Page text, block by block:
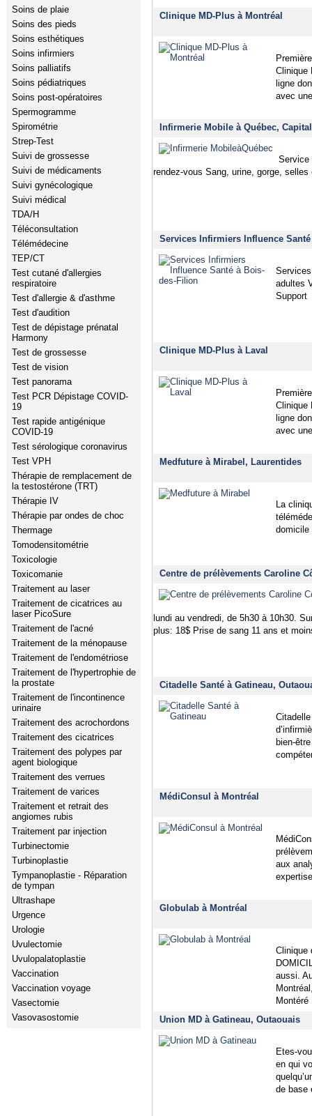
Soins de plaie
Soins des pieds
Soins esthétiques
Soins infirmiers
Soins palliatifs
Soins pédiatriques
Soins post-opératoires
Spermogramme
Spirométrie
Strep-Test
Suivi de grossesse
Suivi de médicaments
Suivi gynécologique
Suivi médical
TDA/H
Téléconsultation
Télémédecine
TEP/CT
Test cutané d'allergies
respiratoire
Test d'allergie & d'asthme
Test d'audition
Test de dépistage prénatal
Harmony
Test de grossesse
Test de vision
Test panorama
Test PCR Dépistage COVID-
19
Test rapide antigénique
COVID-19
Test sérologique coronavirus
Test VPH
Thérapie de remplacement de
la testostérone (TRT)
Thérapie IV
Thérapie par ondes de choc
Thermage
Tomodensitométrie
Toxicologie
Toxicomanie
Traitement au laser
Traitement de cicatrices au
laser PicoSure
Traitement de l'acné
Traitement de la ménopause
Traitement de l'endométriose
Traitement de l'hypertrophie de
la prostate
Traitement de l'incontinence
urinaire
Traitement des acrochordons
Traitement des cicatrices
Traitement des polypes par
agent biologique
Traitement des verrues
Traitement de varices
Traitement et retrait des
angiomes rubis
Traitement par injection
Turbinectomie
Turbinoplastie
Tympanoplastie - Réparation
de tympan
Ultrashape
Urgence
Urologie
Uvulectomie
Uvulopalatoplastie
Vaccination
Vaccination voyage
Vasectomie
Vasovasostomie
Clinique MD-Plus à Montréal
Clinique
ligne
avec
Infirmerie Mobile à Québec,
Service
rendez-vous Sang, urine, gorge,
Services Infirmiers Influence
adultes
Support
Clinique MD-Plus à Laval
Clinique
ligne
avec
Medfuture à Mirabel, Laurentides
La
domicile
Centre de prélèvements Caroline
lundi au vendredi, de 5h30 à 10h30.
plus: 18$ Prise de sang 11 ans et
Citadelle Santé à Gatineau,
bien-
MédiConsul à Montréal
aux
Globulab à Montréal
Clinique
aussi.
Montéré
Union MD à Gatineau, Outaouais
Etes-
en qui
de base